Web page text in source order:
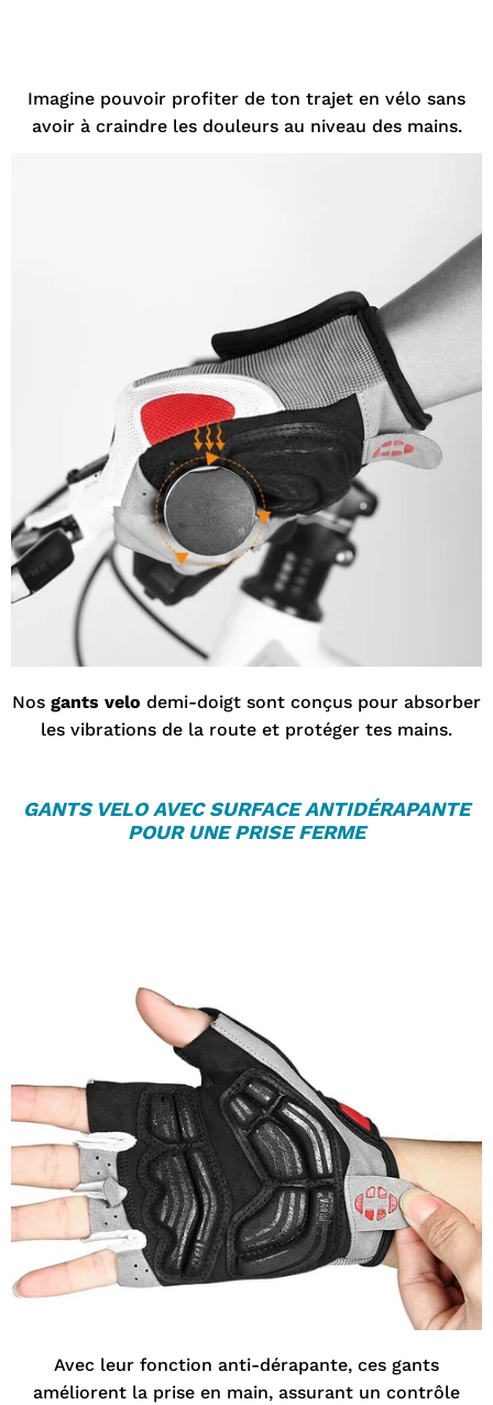
Imagine pouvoir profiter de ton trajet en vélo sans
avoir à craindre les douleurs au niveau des mains.
Nos gants velo demi-doigt sont conçus pour absorber
les vibrations de la route et protéger tes mains.
GANTS VELOAVEC SURFACE ANTIDÉRAPANTE
POUR UNE PRISE FERME
Avec leur fonction anti-dérapante, ces gants
améliorent la prise en main, assurant un contrôle